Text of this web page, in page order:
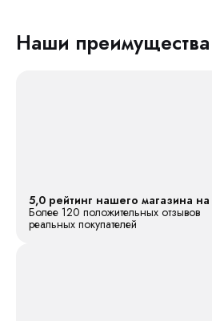
Наши преимущества
5,0 рейтинг нашего магазина
Более 120 положительных отзывов
реальных покупателей